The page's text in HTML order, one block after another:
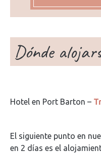
Dónde
Hotel en Port Barton –
El siguiente punto en
en 2 días es el